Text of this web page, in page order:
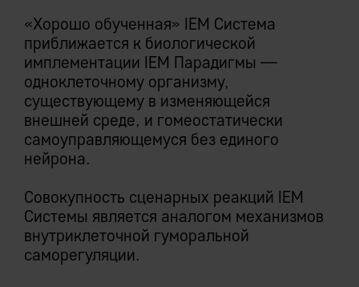
70-80-х гг вполне очевидна.
Ограниченная доступность, проблемная
компетентность и высокая цена
разработчиков на специализированном
устаревшем языке программирования.
Искусственно усложенные и
удороженные условия поддержки ПО,
вследствие принципиальной убыточности
бизнес-модели типичного вендора ERP
без принудительного отъема денег за
воздух (как то ежегодные платежи просто
так в % стоимости лицензий).
«Хорошо обученная» IEM Система
приближается к биологической
имплементации IEM Парадигмы —
одноклеточному организму,
существующему в изменяющейся
внешней среде, и гомеостатически
самоуправляющемуся без единого
нейрона.
Совокупность сценарных реакций IEM
Системы является аналогом механизмов
внутриклеточной гуморальной
саморегуляции.